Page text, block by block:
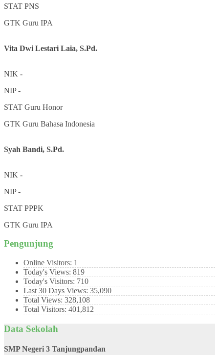
STAT PNS
GTK Guru IPA
Vita Dwi Lestari Laia, S.Pd.
NIK -
NIP-
STAT Guru Honor
GTK Guru Bahasa Indonesia
Syah Bandi, S.Pd.
NIK -
NIP-
STAT PPPK
GTK Guru IPA
Pengunjung
Online Visitors: 1
Today's Views: 819
Today's Visitors: 710
Last 30 Days Views: 35,090
Total Views: 328,108
Total Visitors: 401,812
Data Sekolah
SMP Negeri 3 Tanjungpandan